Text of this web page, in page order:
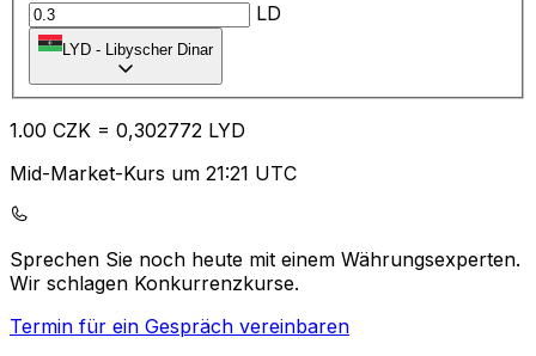
LD
LYD - Libyscher Dinar
1.00 CZK = 0,302772 LYD
Mid-Market-Kurs um 21:21 UTC
Sprechen Sie noch heute mit einem Währungsexperten.
Wir schlagen Konkurrenzkurse.
Termin für ein Gespräch vereinbaren